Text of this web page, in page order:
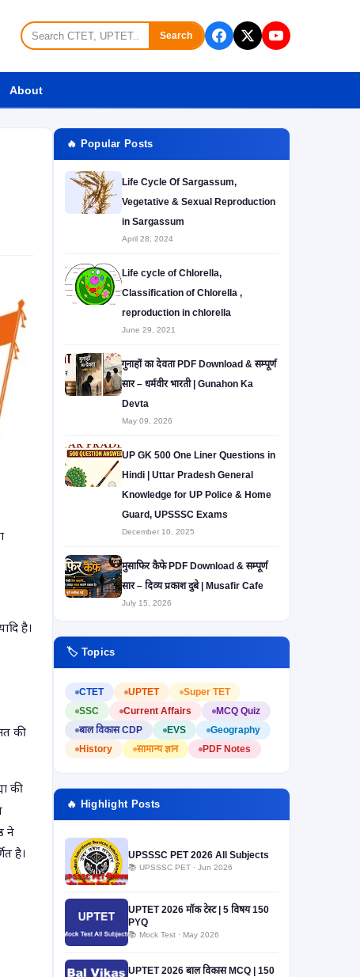
Search
About
है।
की
की
ने
है।
🔥 Popular Posts
Life Cycle Of Sargassum,
Vegetative & Sexual Reproduction
in Sargassum
April 28, 2024
Life cycle of Chlorella,
Classification of Chlorella ,
reproduction in chlorella
June 29, 2021
गुनाहों का देवता PDF Download & सम्पूर्ण
सार – धर्मवीर भारती | Gunahon Ka
Devta
May 09, 2026
UP GK 500 One Liner Questions in
Hindi | Uttar Pradesh General
Knowledge for UP Police & Home
Guard, UPSSSC Exams
December 10, 2025
मुसाफिर कैफे PDF Download & सम्पूर्ण
सार – दिव्य प्रकाश दुबे | Musafir Cafe
July 15, 2026
🏷️ Topics
CTET UPTET
Super TET
SSC
Current Affairs
MCQ Quiz
बाल विकास CDP
EVS
Geography
History
सामान्य ज्ञान PDF Notes
🔥 Highlight Posts
UPSSSC PET 2026 All Subjects
📚 UPSSSC PET · Jun 2026
UPTET 2026 मॉक टेस्ट | 5 विषय 150
PYQ
📚 Mock Test · May 2026
UPTET 2026 बाल विकास MCQ | 150